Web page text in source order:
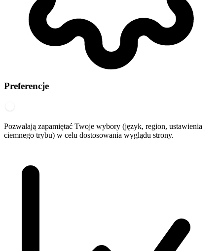
Preferencje
Pozwalają zapamiętać Twoje wybory (język, region, ustawienia
ciemnego trybu) w celu dostosowania wyglądu strony.